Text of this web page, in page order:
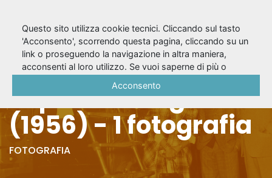
Lucio Ridenti Nico
Pepe e Lia Angeleri
(1956) - 1 fotografia
FOTOGRAFIA
Questo sito utilizza cookie tecnici. Cliccando sul tasto
'Acconsento', scorrendo questa pagina, cliccando su un
link o proseguendo la navigazione in altra maniera,
acconsenti al loro utilizzo. Se vuoi saperne di più o
Acconsento